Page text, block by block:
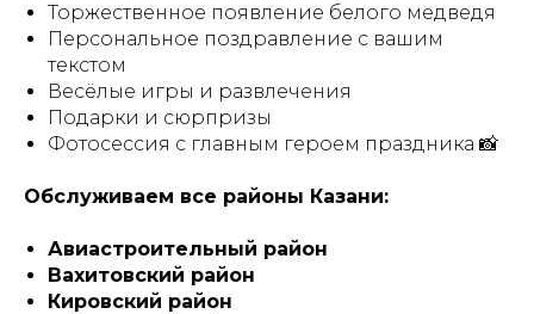
Торжественное появление белого медведя
Персональное поздравление с вашим
текстом
Весёлые игры и развлечения
Подарки и сюрпризы
Фотосессия с главным героем праздника 📸
Обслуживаем все районы Казани:
Авиастроительный район
Вахитовский район
Кировский район